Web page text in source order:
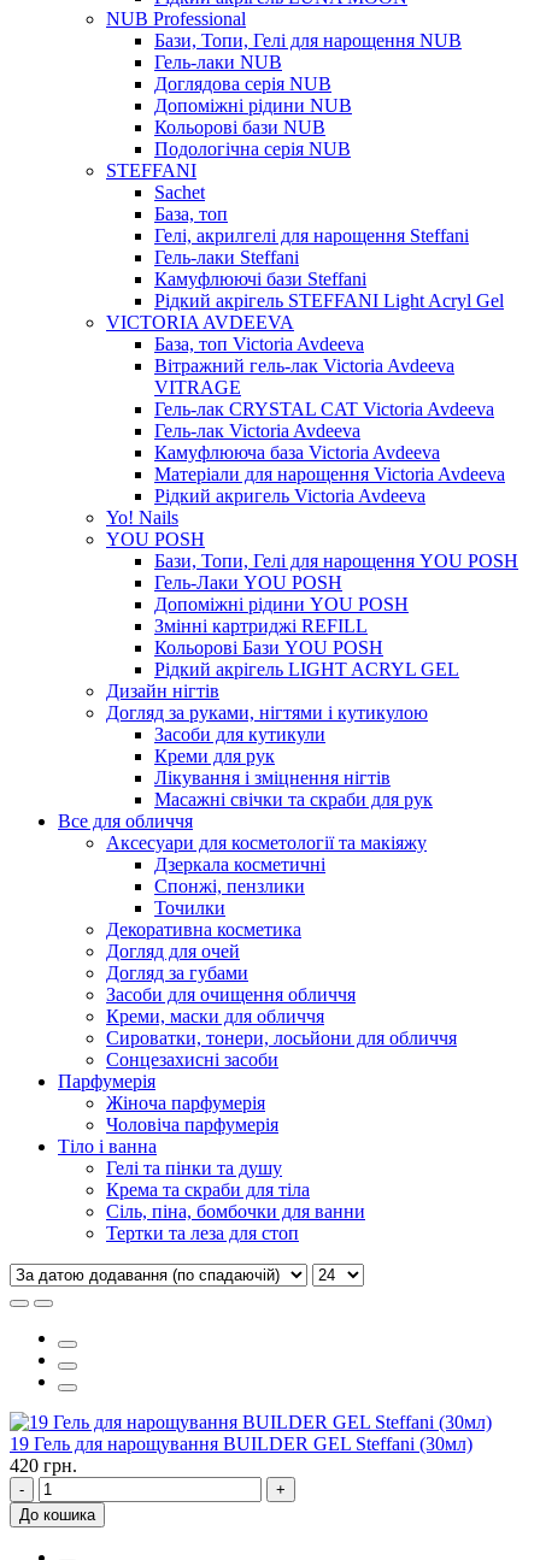
NUB Professional
Бази, Топи, Гелі для нарощення NUB
Гель-лаки NUB
Доглядова серія NUB
Допоміжні рідини NUB
Кольорові бази NUB
Подологічна серія NUB
STEFFANI
Sachet
База, топ
Гелі, акрилгелі для нарощення Steffani
Гель-лаки Steffani
Камуфлюючі бази Steffani
Рідкий акрігель STEFFANI Light Acryl Gel
VICTORIA AVDEEVA
База, топ Victoria Avdeeva
Вітражний гель-лак Victoria Avdeeva
VITRAGE
Гель-лак CRYSTAL CAT Victoria Avdeeva
Гель-лак Victoria Avdeeva
Камуфлююча база Victoria Avdeeva
Матеріали для нарощення Victoria Avdeeva
Рідкий акригель Victoria Avdeeva
Yo! Nails
YOU POSH
Бази, Топи, Гелі для нарощення YOU POSH
Гель-Лаки YOU POSH
Допоміжні рідини YOU POSH
Змінні картриджі REFILL
Кольорові Бази YOU POSH
Рідкий акрігель LIGHT ACRYL GEL
Дизайн нігтів
Догляд за руками, нігтями і кутикулою
Засоби для кутикули
Креми для рук
Лікування і зміцнення нігтів
Масажні свічки та скраби для рук
Все для обличчя
Аксесуари для косметології та макіяжу
Дзеркала косметичні
Спонжі, пензлики
Точилки
Декоративна косметика
Догляд для очей
Догляд за губами
Засоби для очищення обличчя
Креми, маски для обличчя
Сироватки, тонери, лосьйони для обличчя
Сонцезахисні засоби
Парфумерія
Жіноча парфумерія
Чоловіча парфумерія
Тіло і ванна
Гелі та пінки та душу
Крема та скраби для тіла
Сіль, піна, бомбочки для ванни
Тертки та леза для стоп
19 Гель для нарощування BUILDER GEL Steffani (30мл)
420 грн.
-
+
До кошика